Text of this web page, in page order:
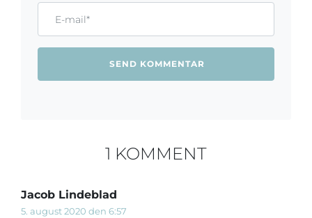
1 KOMMENT
Jacob Lindeblad
5. august 2020 den 6:57